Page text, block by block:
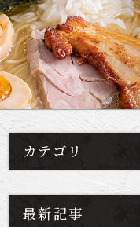
カテゴリ
最新記事